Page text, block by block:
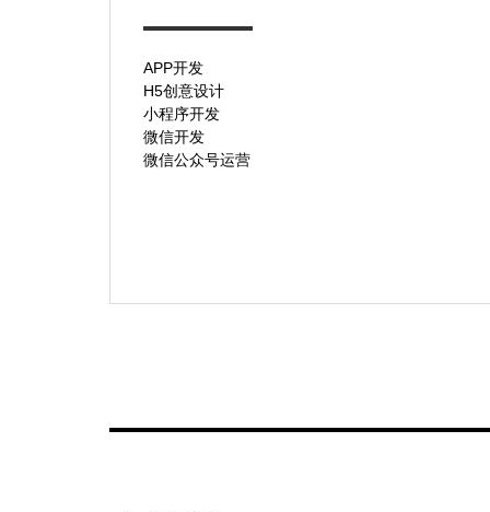
APP开发
H5创意设计
小程序开发
微信开发
微信公众号运营